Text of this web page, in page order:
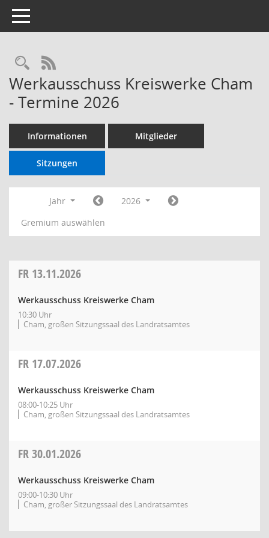
Toggle navigation
RSS-Feed
Werkausschuss Kreiswerke Cham
- Termine 2026
Informationen Mitglieder
Sitzungen
Jahr
2026
Gremium auswählen
FR 13.11.2026
Werkausschuss Kreiswerke Cham
10:30 Uhr
Cham, großen Sitzungssaal des Landratsamtes
FR 17.07.2026
Werkausschuss Kreiswerke Cham
08:00-10:25 Uhr
Cham, großen Sitzungssaal des Landratsamtes
FR30.01.2026
Werkausschuss Kreiswerke Cham
09:00-10:30 Uhr
Cham, großer Sitzungssaal des Landratsamtes